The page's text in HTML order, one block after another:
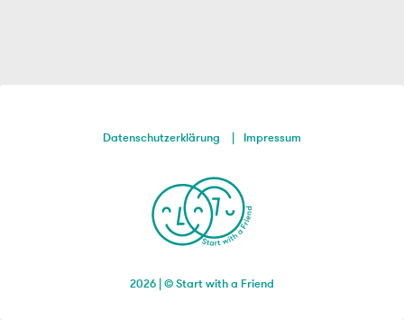
2026 | © Start with a Friend
Datenschutzerklärung Impressum